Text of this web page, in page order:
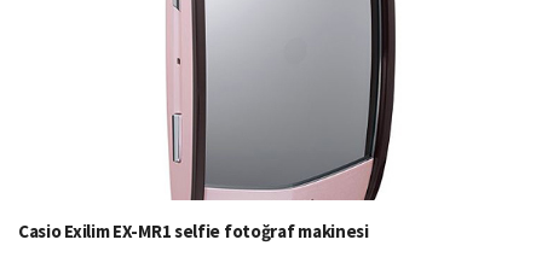
Casio Exilim EX-MR1 selfie fotoğraf makinesi